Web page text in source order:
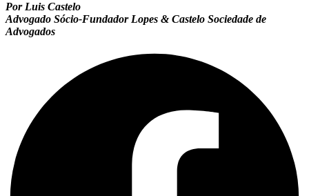
Por Luis Castelo
Advogado Sócio-Fundador Lopes & Castelo Sociedade de
Advogados